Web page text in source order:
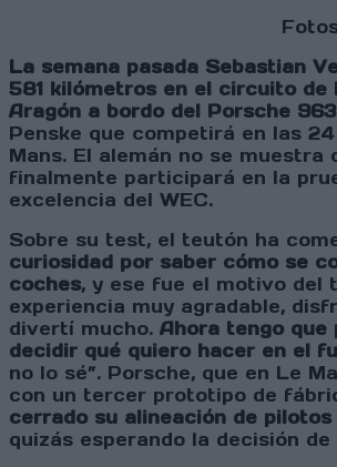
La semana pasada Sebastian
581 kilómetros en el circuito de
Aragón a bordo del Porsche 963
Penske que competirá en las
Mans. El alemán no se muestra
finalmente participará en la
excelencia del WEC.
Sobre su test, el teutón ha
curiosidad por saber cómo se
coches, y ese fue el motivo del
experiencia muy agradable,
divertí mucho. Ahora tengo que
decidir qué quiero hacer en el
no lo sé”. Porsche, que en Le
con un tercer prototipo de
cerrado su alineación de pilotos
quizás esperando la decisión de